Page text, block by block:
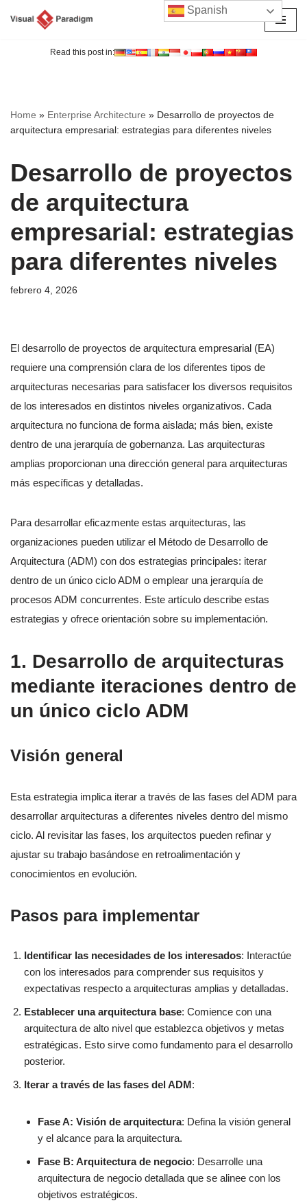
Read this post in:
Home » Enterprise Architecture » Desarrollo de proyectos de
arquitectura empresarial: estrategias para diferentes niveles
Desarrollo de proyectos
de arquitectura
empresarial: estrategias
para diferentes niveles
febrero 4, 2026
El desarrollo de proyectos de arquitectura empresarial (EA)
requiere una comprensión clara de los diferentes tipos de
arquitecturas necesarias para satisfacer los diversos requisitos
de los interesados en distintos niveles organizativos. Cada
arquitectura no funciona de forma aislada; más bien, existe
dentro de una jerarquía de gobernanza. Las arquitecturas
amplias proporcionan una dirección general para arquitecturas
más específicas y detalladas.
Para desarrollar eficazmente estas arquitecturas, las
organizaciones pueden utilizar el Método de Desarrollo de
Arquitectura (ADM) con dos estrategias principales: iterar
dentro de un único ciclo ADM o emplear una jerarquía de
procesos ADM concurrentes. Este artículo describe estas
estrategias y ofrece orientación sobre su implementación.
1. Desarrollo de arquitecturas
mediante iteraciones dentro de
un único ciclo ADM
Visión general
Esta estrategia implica iterar a través de las fases del ADM para
desarrollar arquitecturas a diferentes niveles dentro del mismo
ciclo. Al revisitar las fases, los arquitectos pueden refinar y
ajustar su trabajo basándose en retroalimentación y
conocimientos en evolución.
Pasos para implementar
Identificar las necesidades de los interesados: Interactúe
con los interesados para comprender sus requisitos y
expectativas respecto a arquitecturas amplias y detalladas.
Establecer una arquitectura base: Comience con una
arquitectura de alto nivel que establezca objetivos y metas
estratégicas. Esto sirve como fundamento para el desarrollo
posterior.
Iterar a través de las fases del ADM:
Fase A: Visión de arquitectura: Defina la visión general
y el alcance para la arquitectura.
Fase B: Arquitectura de negocio: Desarrolle una
arquitectura de negocio detallada que se alinee con los
objetivos estratégicos.
Spanish